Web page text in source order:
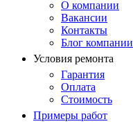
О компании
Вакансии
Контакты
Блог компании
Условия ремонта
Гарантия
Оплата
Стоимость
Примеры работ